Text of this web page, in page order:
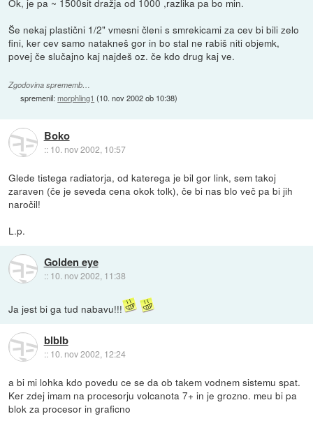
Še nekaj plastični 1/2" vmesni členi s smrekicami za cev bi bili zelo
fini, ker cev samo natakneš gor in bo stal ne rabiš niti objemk,
povej če slučajno kaj najdeš oz. če kdo drug kaj ve.
Zgodovina sprememb…
spremenil:morphling1 (10. nov 2002 ob 10:38)
Boko
:: 10. nov 2002, 10:57
Glede tistega radiatorja, od katerega je bil gor link, sem takoj
zaraven (če je seveda cena okok tolk), če bi nas blo več pa bi jih
naročil!
L.p.
Golden eye
:: 10. nov 2002, 11:38
Ja jest bi ga tud nabavu!!!
blblb
:: 10. nov 2002, 12:24
a bi mi lohka kdo povedu ce se da ob takem vodnem sistemu spat.
Ker zdej imam na procesorju volcanota 7+ in je grozno. meu bi pa
blok za procesor in graficno